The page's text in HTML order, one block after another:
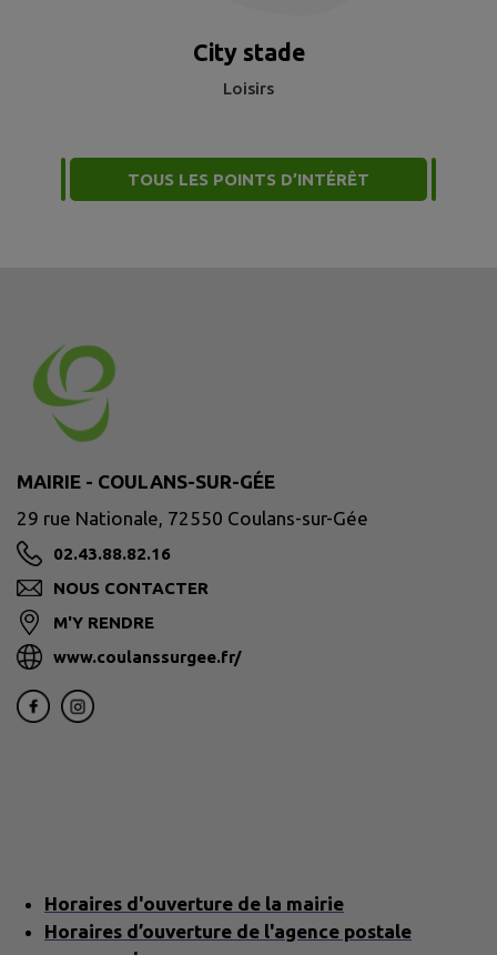
City stade
Loisirs
TOUS LES POINTS D’INTÉRÊT
MAIRIE - COULANS-SUR-GÉE
29 rue Nationale, 72550 Coulans-sur-Gée
02.43.88.82.16
NOUS CONTACTER
M'Y RENDRE
www.coulanssurgee.fr/
Horaires d'ouverture de la mairie
Horaires d’ouverture de l'agence postale